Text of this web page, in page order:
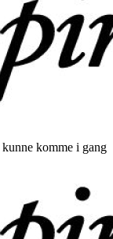
komme i gang